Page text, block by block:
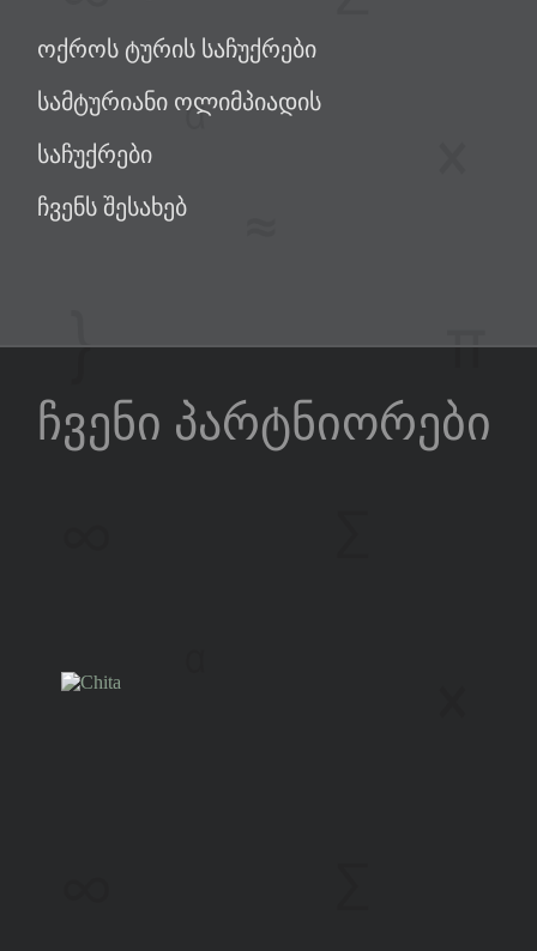
ოქროს ტურის საჩუქრები
სამტურიანი ოლიმპიადის
საჩუქრები
ჩვენს შესახებ
ჩვენი პარტნიორები